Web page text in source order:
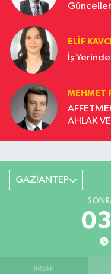
ELIF
İş
MEHMET
AHLAK
GAZİANTEP
İMSAK